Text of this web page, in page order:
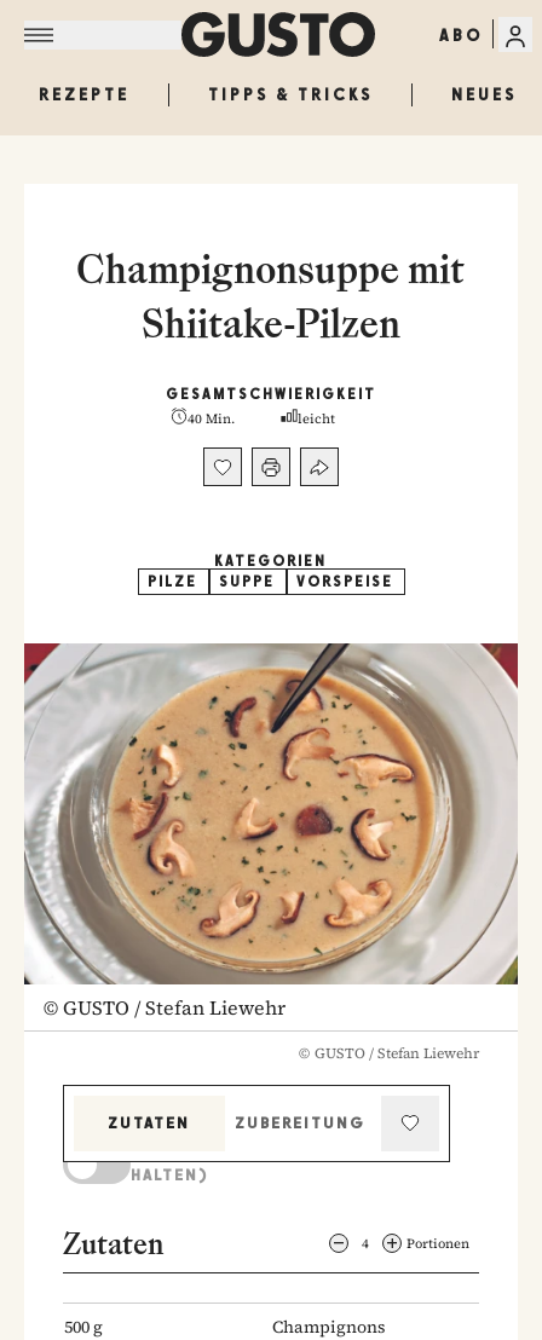
ABO
REZEPTE TIPPS & TRICKS NEUES
Champignonsuppe mit
Shiitake-Pilzen
GESAMT
40 Min.
SCHWIERIGKEIT
leicht
KATEGORIEN
PILZE
SUPPE VORSPEISE
©GUSTO / Stefan Liewehr
© GUSTO / Stefan Liewehr
ZUTATEN
ZUBEREITUNG
HALTEN)
Zutaten 4 Portionen
500g
Champignons